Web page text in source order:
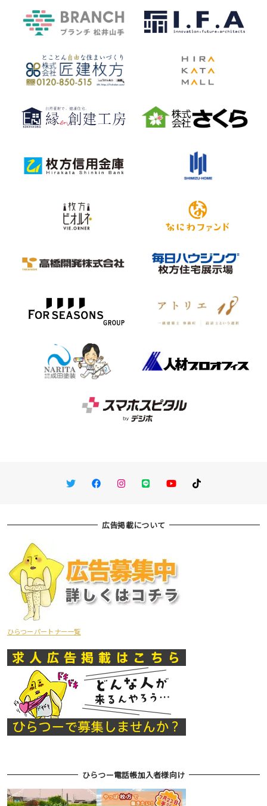
TwitterFacebookInstagram
LINE You TubeTikTok
広告掲載について
ひらつーパートナー一覧
ひらつー電話帳加入者様向け